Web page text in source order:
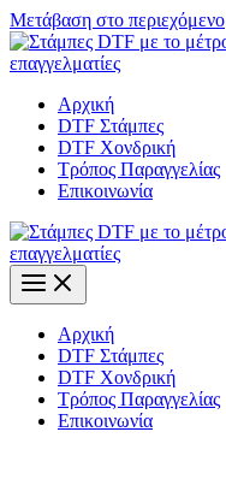
Μετάβαση στο περιεχόμενο
Αρχική
DTF Στάμπες
DTF Χονδρική
Τρόπος Παραγγελίας
Επικοινωνία
Αρχική
DTF Στάμπες
DTF Χονδρική
Τρόπος Παραγγελίας
Επικοινωνία